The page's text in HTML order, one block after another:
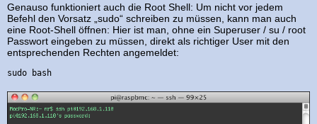
Genauso funktioniert auch die Root Shell: Um nicht vor jedem
Befehl den Vorsatz „sudo“ schreiben zu müssen, kann man auch
eine Root-Shell öffnen: Hier ist man, ohne ein Superuser / su / root
Passwort eingeben zu müssen, direkt als richtiger User mit den
entsprechenden Rechten angemeldet:
sudo bash